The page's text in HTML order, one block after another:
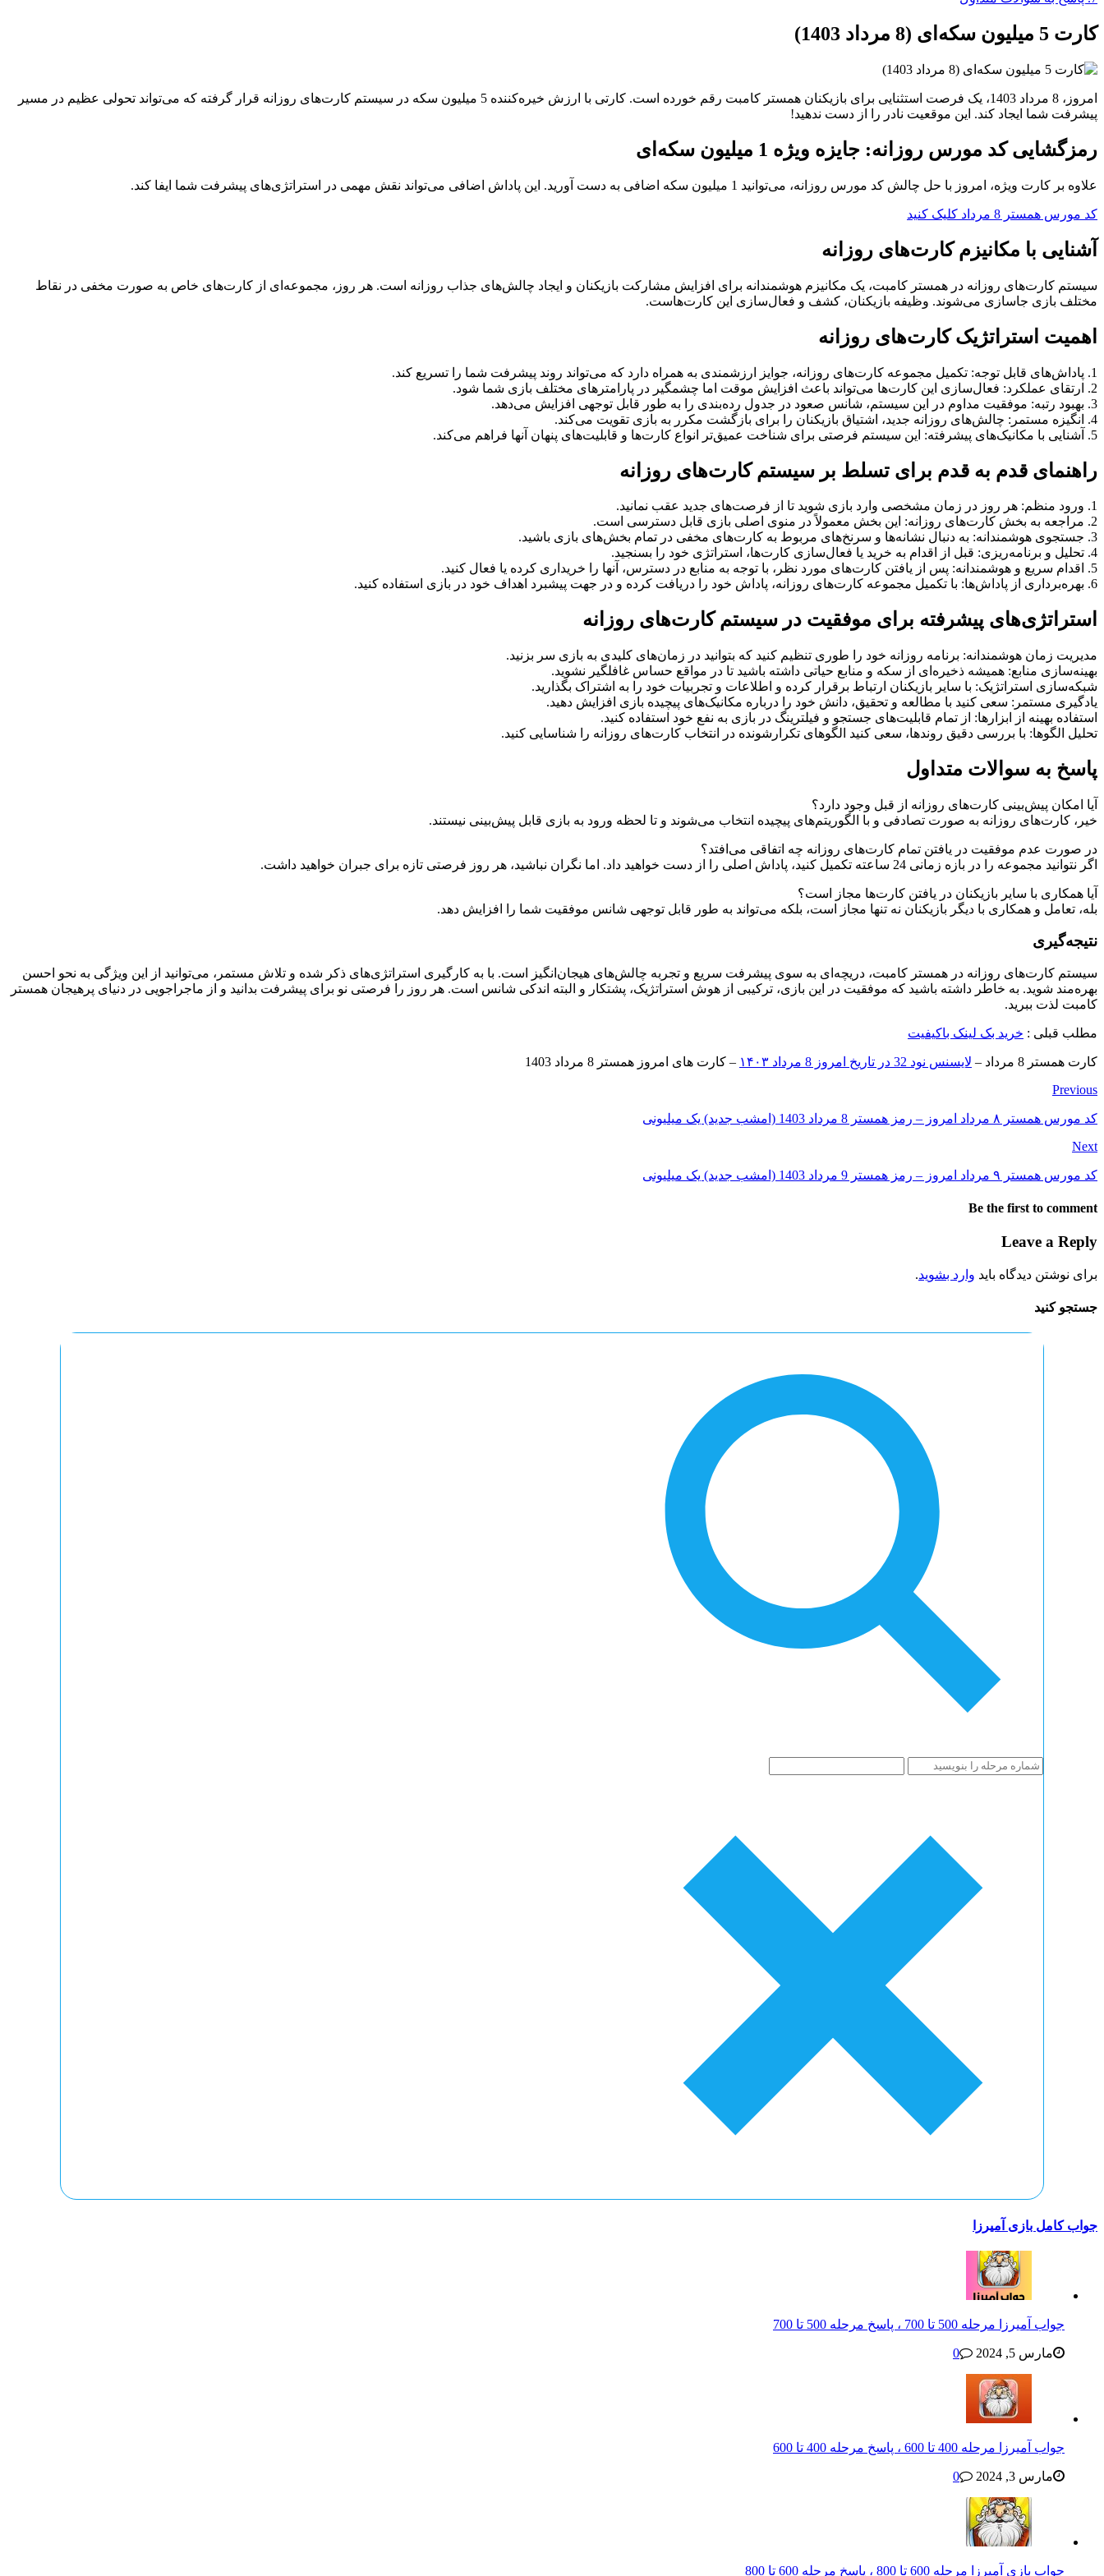
کارت 5 میلیون سکه‌ای (8 مرداد 1403)
امروز، 8 مرداد 1403، یک فرصت استثنایی برای بازیکنان همستر کامبت رقم خورده است. کارتی با ارزش خیره‌کننده 5 میلیون سکه در سیستم کارت‌های روزانه قرار گرفته که می‌تواند تحولی عظیم در مسیر
پیشرفت شما ایجاد کند. این موقعیت نادر را از دست ندهید!
رمزگشایی کد مورس روزانه: جایزه ویژه 1 میلیون سکه‌ای
علاوه بر کارت ویژه، امروز با حل چالش کد مورس روزانه، می‌توانید 1 میلیون سکه اضافی به دست آورید. این پاداش اضافی می‌تواند نقش مهمی در استراتژی‌های پیشرفت شما ایفا کند.
کد مورس همستر 8 مرداد کلیک کنید
آشنایی با مکانیزم کارت‌های روزانه
سیستم کارت‌های روزانه در همستر کامبت، یک مکانیزم هوشمندانه برای افزایش مشارکت بازیکنان و ایجاد چالش‌های جذاب روزانه است. هر روز، مجموعه‌ای از کارت‌های خاص به صورت مخفی در نقاط
مختلف بازی جاسازی می‌شوند. وظیفه بازیکنان، کشف و فعال‌سازی این کارت‌هاست.
اهمیت استراتژیک کارت‌های روزانه
1. پاداش‌های قابل توجه: تکمیل مجموعه کارت‌های روزانه، جوایز ارزشمندی به همراه دارد که می‌تواند روند پیشرفت شما را تسریع کند.
2. ارتقای عملکرد: فعال‌سازی این کارت‌ها می‌تواند باعث افزایش موقت اما چشمگیر در پارامترهای مختلف بازی شما شود.
3. بهبود رتبه: موفقیت مداوم در این سیستم، شانس صعود در جدول رده‌بندی را به طور قابل توجهی افزایش می‌دهد.
4. انگیزه مستمر: چالش‌های روزانه جدید، اشتیاق بازیکنان را برای بازگشت مکرر به بازی تقویت می‌کند.
5. آشنایی با مکانیک‌های پیشرفته: این سیستم فرصتی برای شناخت عمیق‌تر انواع کارت‌ها و قابلیت‌های پنهان آنها فراهم می‌کند.
راهنمای قدم به قدم برای تسلط بر سیستم کارت‌های روزانه
1. ورود منظم: هر روز در زمان مشخصی وارد بازی شوید تا از فرصت‌های جدید عقب نمانید.
2. مراجعه به بخش کارت‌های روزانه: این بخش معمولاً در منوی اصلی بازی قابل دسترسی است.
3. جستجوی هوشمندانه: به دنبال نشانه‌ها و سرنخ‌های مربوط به کارت‌های مخفی در تمام بخش‌های بازی باشید.
4. تحلیل و برنامه‌ریزی: قبل از اقدام به خرید یا فعال‌سازی کارت‌ها، استراتژی خود را بسنجید.
5. اقدام سریع و هوشمندانه: پس از یافتن کارت‌های مورد نظر، با توجه به منابع در دسترس، آنها را خریداری کرده یا فعال کنید.
6. بهره‌برداری از پاداش‌ها: با تکمیل مجموعه کارت‌های روزانه، پاداش خود را دریافت کرده و در جهت پیشبرد اهداف خود در بازی استفاده کنید.
استراتژی‌های پیشرفته برای موفقیت در سیستم کارت‌های روزانه
مدیریت زمان هوشمندانه: برنامه روزانه خود را طوری تنظیم کنید که بتوانید در زمان‌های کلیدی به بازی سر بزنید.
بهینه‌سازی منابع: همیشه ذخیره‌ای از سکه و منابع حیاتی داشته باشید تا در مواقع حساس غافلگیر نشوید.
شبکه‌سازی استراتژیک: با سایر بازیکنان ارتباط برقرار کرده و اطلاعات و تجربیات خود را به اشتراک بگذارید.
یادگیری مستمر: سعی کنید با مطالعه و تحقیق، دانش خود را درباره مکانیک‌های پیچیده بازی افزایش دهید.
استفاده بهینه از ابزارها: از تمام قابلیت‌های جستجو و فیلترینگ در بازی به نفع خود استفاده کنید.
تحلیل الگوها: با بررسی دقیق روندها، سعی کنید الگوهای تکرارشونده در انتخاب کارت‌های روزانه را شناسایی کنید.
پاسخ به سوالات متداول
آیا امکان پیش‌بینی کارت‌های روزانه از قبل وجود دارد؟
خیر، کارت‌های روزانه به صورت تصادفی و با الگوریتم‌های پیچیده انتخاب می‌شوند و تا لحظه ورود به بازی قابل پیش‌بینی نیستند.
در صورت عدم موفقیت در یافتن تمام کارت‌های روزانه چه اتفاقی می‌افتد؟
اگر نتوانید مجموعه را در بازه زمانی 24 ساعته تکمیل کنید، پاداش اصلی را از دست خواهید داد. اما نگران نباشید، هر روز فرصتی تازه برای جبران خواهید داشت.
آیا همکاری با سایر بازیکنان در یافتن کارت‌ها مجاز است؟
بله، تعامل و همکاری با دیگر بازیکنان نه تنها مجاز است، بلکه می‌تواند به طور قابل توجهی شانس موفقیت شما را افزایش دهد.
نتیجه‌گیری
سیستم کارت‌های روزانه در همستر کامبت، دریچه‌ای به سوی پیشرفت سریع و تجربه چالش‌های هیجان‌انگیز است. با به کارگیری استراتژی‌های ذکر شده و تلاش مستمر، می‌توانید از این ویژگی به نحو احسن
بهره‌مند شوید. به خاطر داشته باشید که موفقیت در این بازی، ترکیبی از هوش استراتژیک، پشتکار و البته اندکی شانس است. هر روز را فرصتی نو برای پیشرفت بدانید و از ماجراجویی در دنیای پرهیجان همستر
کامبت لذت ببرید.
مطلب قبلی : خرید بک لینک باکیفیت
کارت همستر 8 مرداد – لایسنس نود 32 در تاریخ امروز 8 مرداد ۱۴۰۳
– کارت های امروز همستر 8 مرداد 1403
Previous
کد مورس همستر ۸ مرداد امروز – رمز همستر 8 مرداد 1403 (امشب جدید) یک میلیونی
Next
کد مورس همستر ۹ مرداد امروز – رمز همستر 9 مرداد 1403 (امشب جدید) یک میلیونی
Be the first to comment
Leave a Reply
برای نوشتن دیدگاه باید وارد بشوید.
جستجو کنید
جواب کامل بازی آمیرزا
جواب آمیرزا مرحله 500 تا 700 ، پاسخ مرحله 500 تا 700
مارس 5, 2024 0
جواب آمیرزا مرحله 400 تا 600 ، پاسخ مرحله 400 تا 600
مارس 3, 2024 0
جواب بازی آمیرزا مرحله 600 تا 800 ، پاسخ مرحله 600 تا 800